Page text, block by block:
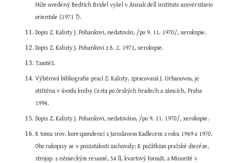
Níže uvedený Bedřich Bridel vyšel v Annali dell instituto universitario
orientale (1971 ?).
Dopis Z. Kalisty J. Pohankovi, nedatován, /po 9. 11. 1970/, xerokopie.
Dopis Z. Kalisty J. Pohankovi z 8. 2. 1971, xerokopie.
Tamtéž.
Výběrová bibliografie prací Z. Kalisty, zpracovaná J. Urbanovou, je
otištěna v úvodu knihy Cesta po českých hradech a zámcích, Praha
1994.
Dopis Z. Kalisty J. Pohankovi, nedatováno, /po 9. 11. 1970/, xerokopie.
K tomu srov. korespondenci s Jaroslavem Kadlecem z roku 1969 a 1970.
Oba rukopisy se v pozůstalosti zachovaly: K počátkům pražské diecéze,
strojop. s německým resumé, 54 ll, kvartový formát, a Minorité v